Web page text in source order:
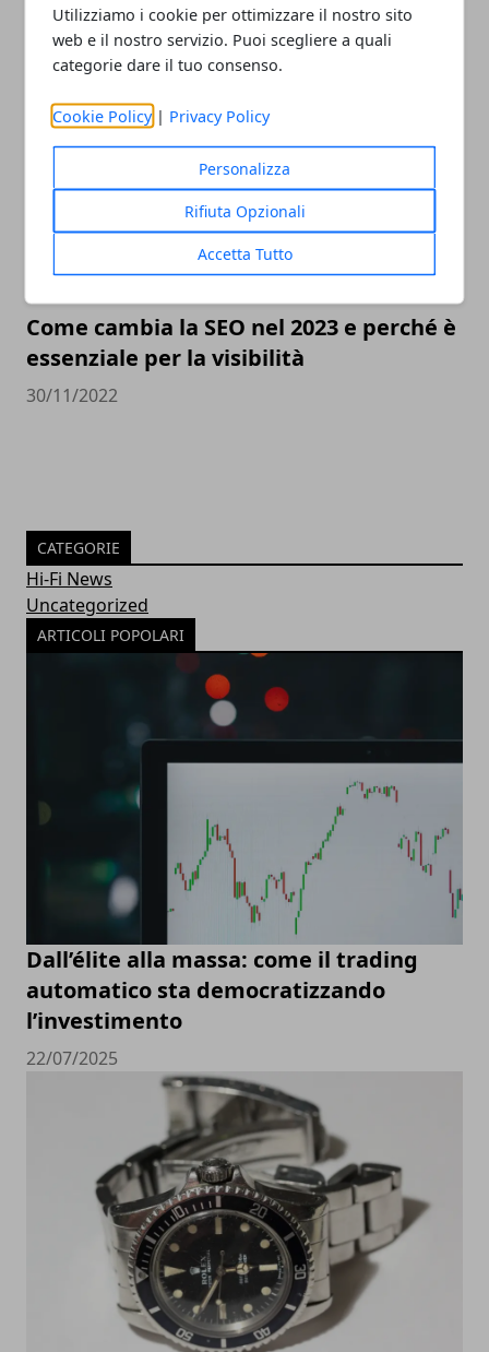
Utilizziamo i cookie per ottimizzare il nostro sito
web e il nostro servizio. Puoi scegliere a quali
categorie dare il tuo consenso.
Cookie Policy | Privacy Policy
Personalizza
Rifiuta Opzionali
Accetta Tutto
Valutazione orologi Rolex online, come
scegliere il miglior compro Rolex online
Come cambia la SEO nel 2023 e perché è
essenziale per la visibilità
30/11/2022
CATEGORIE
Hi-Fi News
Uncategorized
ARTICOLI POPOLARI
Dall’élite alla massa: come il trading
automatico sta democratizzando
l’investimento
22/07/2025